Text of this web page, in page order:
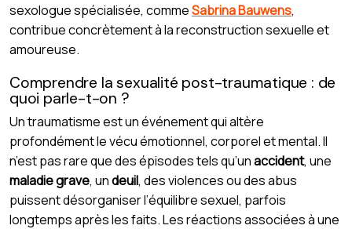
sexologue spécialisée, commeSabrina Bauwens,
contribue concrètement à la reconstruction sexuelle et
amoureuse.
Comprendre la sexualité post-traumatique : de
quoi parle-t-on ?
Un traumatisme est un événement qui altère
profondément le vécu émotionnel, corporel et mental. Il
n’est pas rare que des épisodes tels qu’unaccident, une
maladie grave, undeuil, des violences ou des abus
puissent désorganiser l’équilibre sexuel, parfois
longtemps après les faits. Les réactions associées à une